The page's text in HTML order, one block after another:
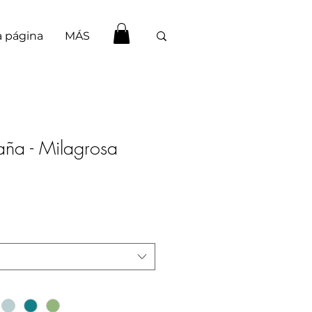
página MÁS
- Milagrosa